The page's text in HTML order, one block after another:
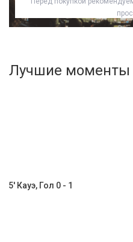
Лучшие моменты
5' Кауэ, Гол 0 - 1